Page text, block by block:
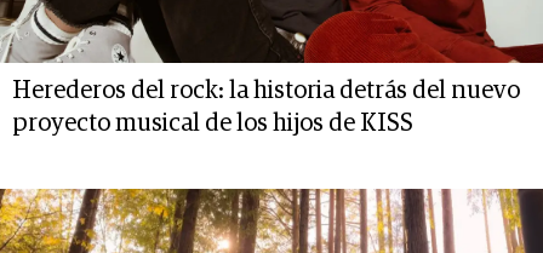
Herederos del rock: la historia detrás del nuevo
proyecto musical de los hijos de KISS